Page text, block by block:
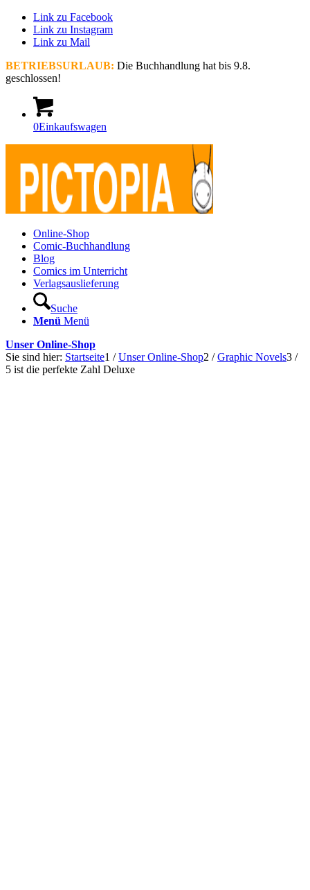
Link zu Facebook
Link zu Instagram
Link zu Mail
BETRIEBSURLAUB: Die Buchhandlung hat bis 9.8.
geschlossen!
0Einkaufswagen
Online-Shop
Comic-Buchhandlung
Blog
Comics im Unterricht
Verlagsauslieferung
Suche
Menü Menü
Unser Online-Shop
Sie sind hier: Startseite1 / Unser Online-Shop2 / Graphic Novels3 /
5 ist die perfekte Zahl Deluxe